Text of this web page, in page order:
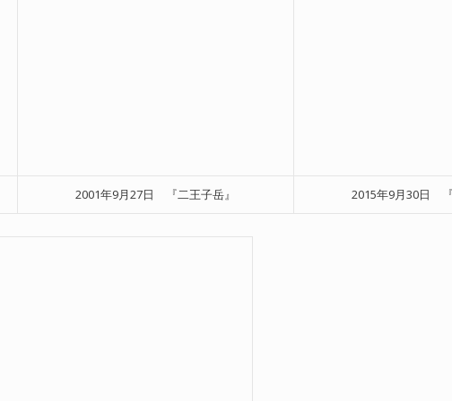
2001年9月27日 『二王子岳』 2015年9月30日 『